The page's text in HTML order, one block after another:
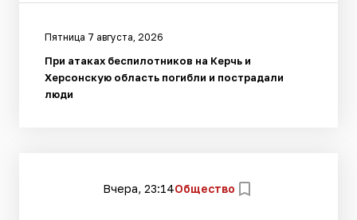
Пятница 7 августа, 2026
При атаках беспилотников на Керчь и
Херсонскую область погибли и пострадали
люди
Вчера, 23:14Общество